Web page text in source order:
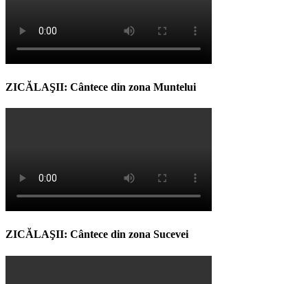
ZICĂLAŞII: Cântece din zona Muntelui
ZICĂLAŞII: Cântece din zona Sucevei